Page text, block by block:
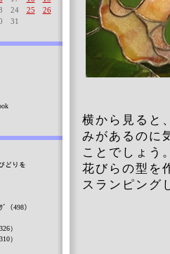
横から見ると
みがあるのに
ことでしょう
花びらの型を
スランピング
24 25
26
31
どりを
（498）
）
）